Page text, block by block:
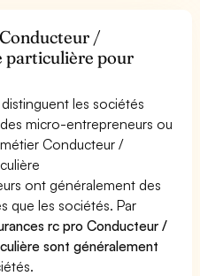
/
particulière pour
les sociétés
micro-entrepreneurs ou
Conducteur /
ont généralement des
que les sociétés. Par
rc pro Conducteur /
sont généralement